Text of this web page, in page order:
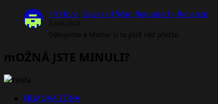
Jiří Hora: Gears of War: Reloaded – Recenze
2 září, 2025
Děkujeme a Michal si to jistě rád přečte
mOŽNÁ JSTE MINULI?
FILMOVÁ ZÓNA